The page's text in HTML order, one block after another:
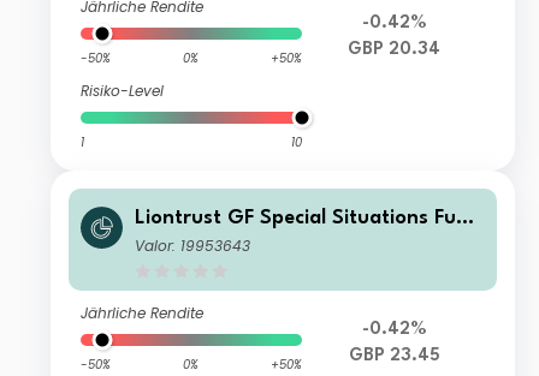
Jährliche Rendite
-50% 0% +50%
Risiko-Level
1 10
-0.42%
GBP 20.34
Liontrust GF Special Situations Fund
C3 Institutional Acc GBP
Valor: 19953643
Jährliche Rendite
-50% 0% +50%
-0.42%
GBP 23.45